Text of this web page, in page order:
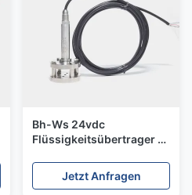
Bh-Ws 24vdc
Flüssigkeitsübertrager 4-
Abwasserbehandlung
Jetzt Anfragen